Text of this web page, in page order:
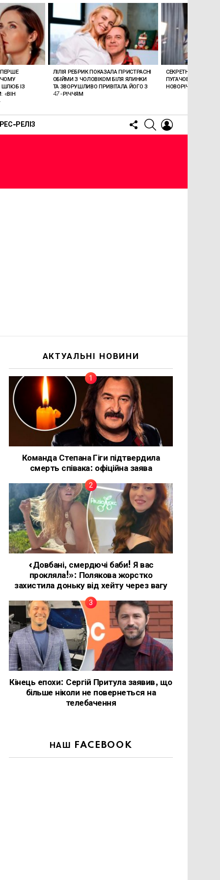
РЕЛІЗ
FOLLOW
US
SEARCH
ЧОМУ
ШЛЮБ ІЗ
«ВІН
ЛІЛІЯ РЕБРИК ПОКАЗАЛА ПРИСТРАСНІ
ОБІЙМИ З ЧОЛОВІКОМ БІЛЯ ЯЛИНКИ
ТА ЗВОРУШЛИВО ПРИВІТАЛА ЙОГО З
47-РІЧЧЯМ
СЕКРЕТНЕ
ПУГАЧОВОЇ ТА
НОВОРІЧНУ МОСКВУ
АКТУАЛЬНІ НОВИНИ
Команда Степана Гіги підтвердила
смерть співака: офіційна заява
«Довбані, смердючі баби! Я вас
прокляла!»: Полякова жорстко
захистила доньку від хейту через вагу
Кінець епохи: Сергій Притула заявив, що
більше ніколи не повернеться на
телебачення
НАШ FACEBOOK